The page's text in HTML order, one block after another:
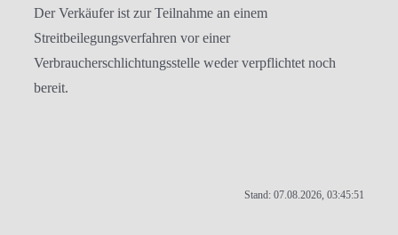
Der Verkäufer ist zur Teilnahme an einem
Streitbeilegungsverfahren vor einer
Verbraucherschlichtungsstelle weder verpflichtet noch
bereit.
Stand: 07.08.2026, 03:45:51